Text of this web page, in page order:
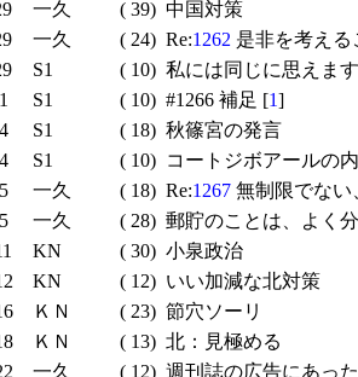
一久 ( 39) 中国対策
一久 ( 24) Re:1262 是非を考え
S1 ( 10) 私には同じに思えます
S1 ( 10) #1266 補足 [1]
S1 ( 18) 秋篠宮の発言
S1 ( 10) コートジボアールの
一久 ( 18) Re:1267 無制限でない
一久 ( 28) 郵貯のことは、よく
KN ( 30) 小泉政治
KN ( 12) いい加減な北対策
ＫＮ ( 23) 節穴ソーリ
ＫＮ ( 13) 北：見極める
一久 ( 12) 週刊誌の広告にあっ